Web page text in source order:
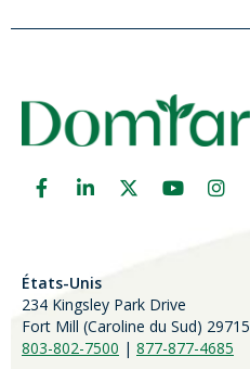
États-Unis
234 Kingsley Park Drive
Fort Mill (Caroline du Sud) 29715
803-802-7500 | 877-877-4685